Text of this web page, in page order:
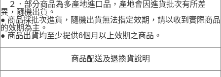
２．部分商品為多產地進口品，產地會因進貨批次有所差
異，隨機出貨。
● 商品採批次進貨，隨機出貨無法指定效期，請以收到實際商品
的效期為主。
● 商品出貨均至少提供6個月以上效期之商品。
商品配送及退換貨說明